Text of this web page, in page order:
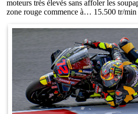
moteurs très élevés sans affoler les
zone rouge commence à… 15.500 tr/min